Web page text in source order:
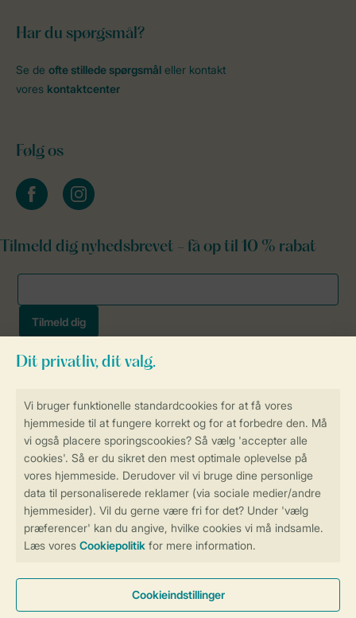
Få en personligt tilpasset oplevelse
på Landal.dk
Sikker datahåndtering
Sikker betaling
Har du spørgsmål?
Se de ofte stillede spørgsmål eller kontakt
vores kontaktcenter
Følg os
facebookinstagram
Tilmeld dig nyhedsbrevet - få op til 10 % rabat